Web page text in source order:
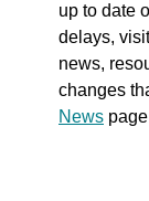
up to date
delays,
news,
changes
News